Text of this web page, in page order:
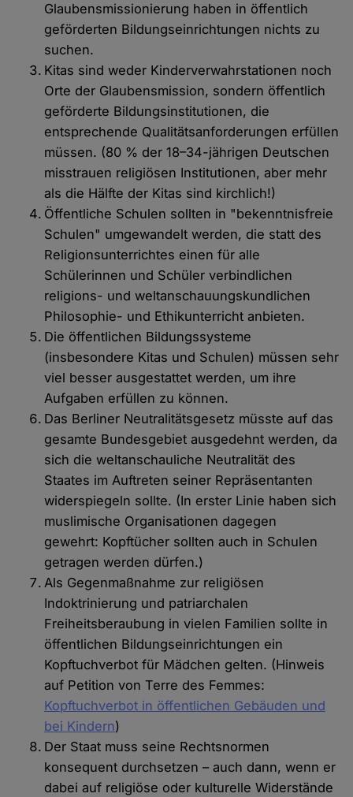
Glaubensmissionierung haben in öffentlich
geförderten Bildungseinrichtungen nichts zu
suchen.
Kitas sind weder Kinderverwahrstationen noch
Orte der Glaubensmission, sondern öffentlich
geförderte Bildungsinstitutionen, die
entsprechende Qualitätsanforderungen erfüllen
müssen. (80 % der 18–34-jährigen Deutschen
misstrauen religiösen Institutionen, aber mehr
als die Hälfte der Kitas sind kirchlich!)
Öffentliche Schulen sollten in "bekenntnisfreie
Schulen" umgewandelt werden, die statt des
Religionsunterrichtes einen für alle
Schülerinnen und Schüler verbindlichen
religions- und weltanschauungskundlichen
Philosophie- und Ethikunterricht anbieten.
Die öffentlichen Bildungssysteme
(insbesondere Kitas und Schulen) müssen sehr
viel besser ausgestattet werden, um ihre
Aufgaben erfüllen zu können.
Das Berliner Neutralitätsgesetz müsste auf das
gesamte Bundesgebiet ausgedehnt werden, da
sich die weltanschauliche Neutralität des
Staates im Auftreten seiner Repräsentanten
widerspiegeln sollte. (In erster Linie haben sich
muslimische Organisationen dagegen
gewehrt: Kopftücher sollten auch in Schulen
getragen werden dürfen.)
Als Gegenmaßnahme zur religiösen
Indoktrinierung und patriarchalen
Freiheitsberaubung in vielen Familien sollte in
öffentlichen Bildungseinrichtungen ein
Kopftuchverbot für Mädchen gelten. (Hinweis
auf Petition von Terre des Femmes:
Kopftuchverbot in öffentlichen Gebäuden und
bei Kindern)
Der Staat muss seine Rechtsnormen
konsequent durchsetzen – auch dann, wenn er
dabei auf religiöse oder kulturelle Widerstände